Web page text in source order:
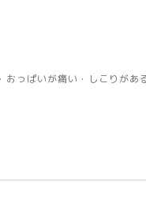
っぱいが痛い・しこりがあ